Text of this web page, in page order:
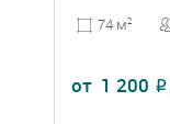
74 м2
от 1 200 ₽